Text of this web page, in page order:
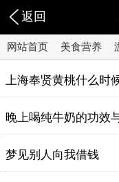
返回
网站首页 美食营养
上海奉贤黄桃什么时
晚上喝纯牛奶的功效
梦见别人向我借钱